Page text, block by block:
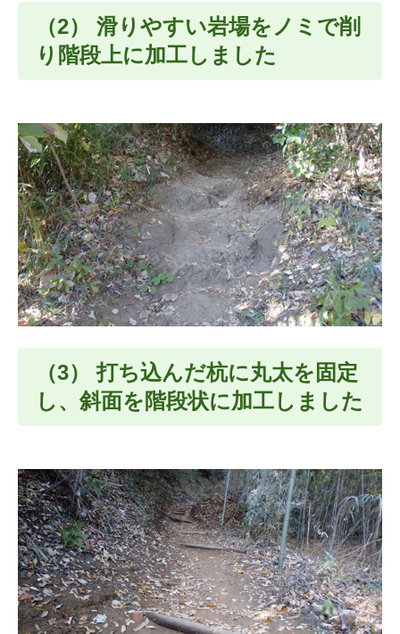
（2） 滑りやすい岩場をノミで削
り階段上に加工しました
（3） 打ち込んだ杭に丸太を固定
し、斜面を階段状に加工しました